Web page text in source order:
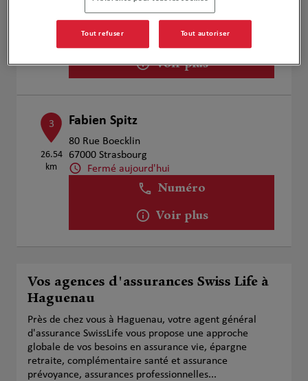
67160 Wissembourg
Fermé aujourd'hui
Numéro
Voir plus
3
26.54
km
Fabien Spitz
80 Rue Boecklin
67000 Strasbourg
Fermé aujourd'hui
Numéro
Voir plus
Vos agences d'assurances Swiss Life à
Haguenau
Près de chez vous à Haguenau, votre agent général
d'assurance SwissLife vous propose une approche
globale de vos besoins en assurance vie, épargne
retraite, complémentaire santé et assurance
prévoyance, assurances professionnelles...
Tout refuser Tout autoriser